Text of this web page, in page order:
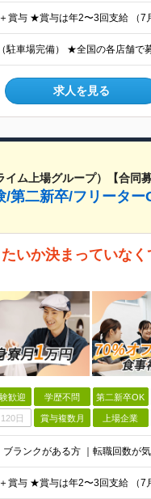
求人を見る
ム上場グループ）【合同募
/第二新卒/フリータ
いか決まっていな
歓迎 学歴不問 第二新卒OK
日 賞与複数月 上場企業